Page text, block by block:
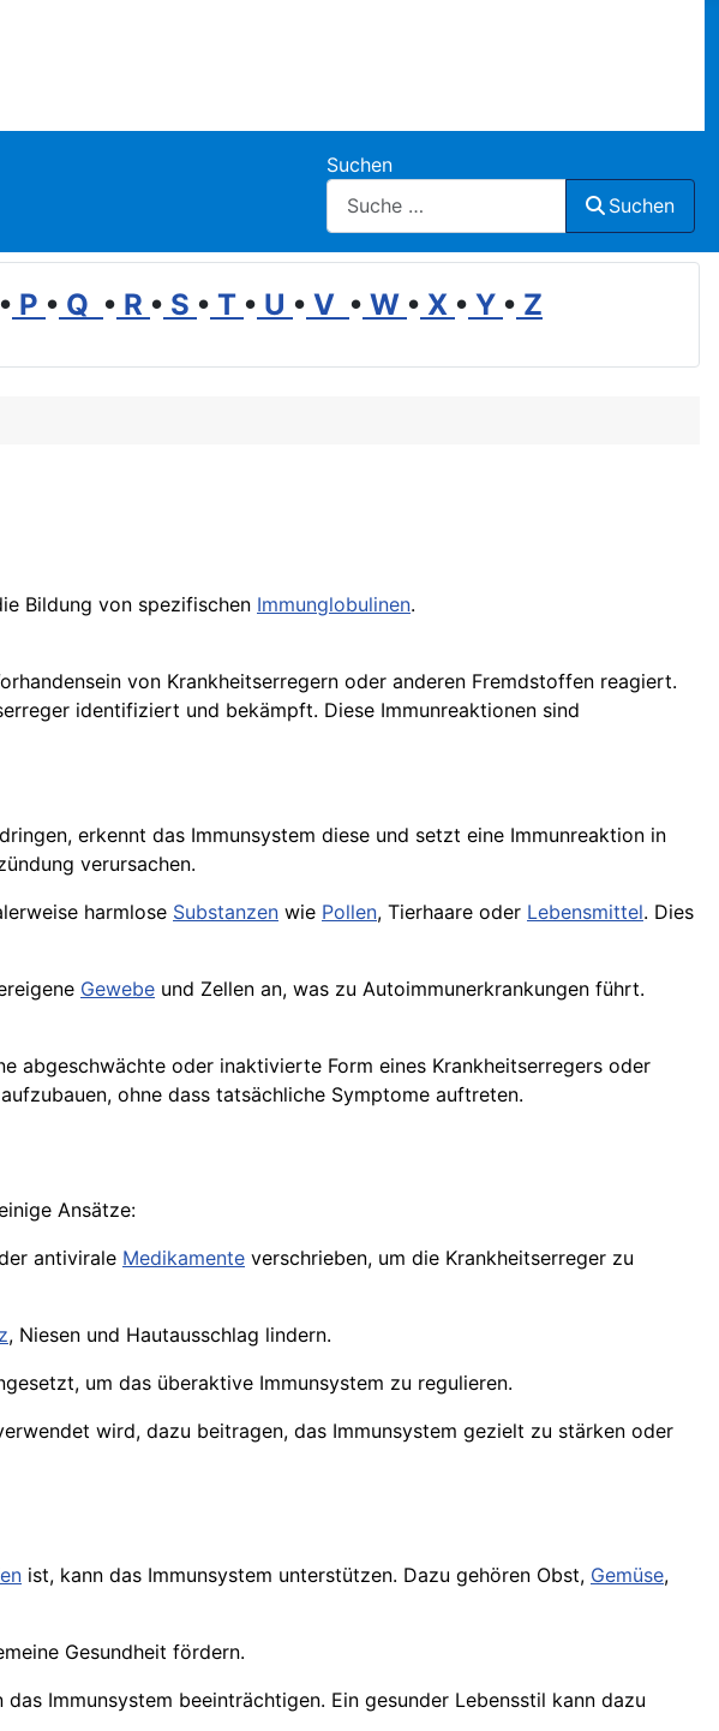
Suchen
Suchen
• P • Q • R • S • T • U • V • W • X • Y • Z
Bildung von spezifischen Immunglobulinen.
von Krankheitserregern oder anderen Fremdstoffen reagiert.
identifiziert und bekämpft. Diese Immunreaktionen sind
erkennt das Immunsystem diese und setzt eine Immunreaktion in
verursachen.
harmlose Substanzen wie Pollen, Tierhaare oder Lebensmittel. Dies
Gewebe und Zellen an, was zu Autoimmunerkrankungen führt.
abgeschwächte oder inaktivierte Form eines Krankheitserregers oder
aufzubauen, ohne dass tatsächliche Symptome auftreten.
Ansätze:
antivirale Medikamente verschrieben, um die Krankheitserreger zu
, Niesen und Hautausschlag lindern.
um das überaktive Immunsystem zu regulieren.
wird, dazu beitragen, das Immunsystem gezielt zu stärken oder
ist, kann das Immunsystem unterstützen. Dazu gehören Obst, Gemüse,
Gesundheit fördern.
das Immunsystem beeinträchtigen. Ein gesunder Lebensstil kann dazu